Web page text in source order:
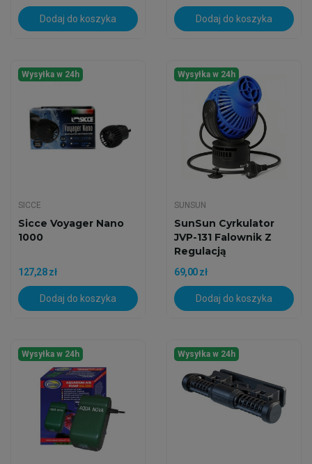
Dodaj do koszyka Dodaj do koszyka
Wysyłka w 24h
SICCE
Sicce Voyager Nano
1000
127,28 zł
Dodaj do koszyka
Wysyłka w 24h
SUNSUN
SunSun Cyrkulator
JVP-131 Falownik Z
Regulacją
Wydajności...
69,00 zł
Dodaj do koszyka
Wysyłka w 24h Wysyłka w 24h